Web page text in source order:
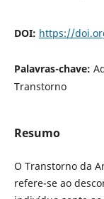
DOI: https://
Palavras-chave:
Transtorno
Resumo
O Transtorno da
refere-se ao